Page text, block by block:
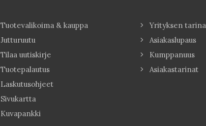
Tuotevalikoima & kauppa
Jutturuutu
Tilaa uutiskirje
Tuotepalautus
Laskutusohjeet
Sivukartta
Kuvapankki
Yrityksen tarina
Asiakaslupaus
Kumppanuus
Asiakastarinat